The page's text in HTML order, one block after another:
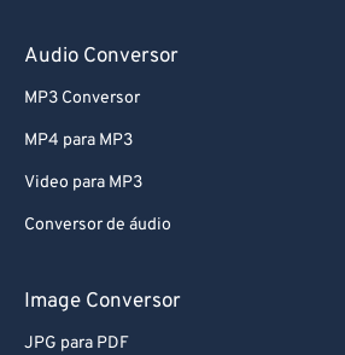
Audio Conversor
MP3 Conversor
MP4 para MP3
Video para MP3
Conversor de áudio
Image Conversor
JPG para PDF